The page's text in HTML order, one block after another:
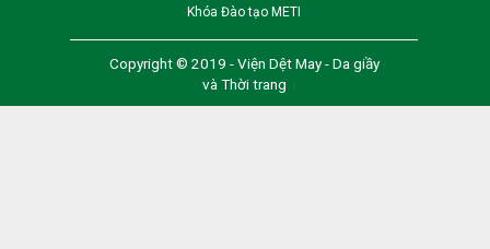
Khóa Đào tạo METI
Copyright © 2019 - Viện Dệt May - Da giầy
và Thời trang